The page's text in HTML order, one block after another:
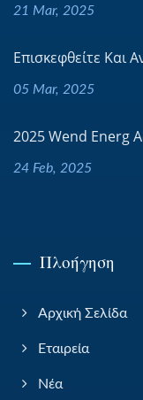
21 Mar, 2025
Επισκεφθείτε Και
05 Mar, 2025
2025 Wend Energ
24 Feb, 2025
Πλοήγηση
Αρχική Σελίδα
Εταιρεία
Νέα